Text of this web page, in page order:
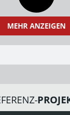
MEHR ANZEIGEN